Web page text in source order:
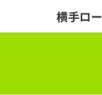
横手ロ